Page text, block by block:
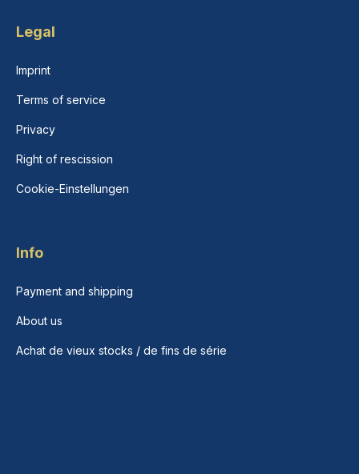
Legal
Imprint
Terms of service
Privacy
Right of rescission
Cookie-Einstellungen
Info
Payment and shipping
About us
Achat de vieux stocks / de fins de série